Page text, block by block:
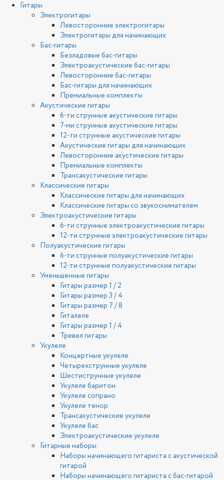
Гитары
Электрогитары
Левосторонние электрогитары
Электрогитары для начинающих
Бас-гитары
Безладовые бас-гитары
Электроакустические бас-гитары
Левосторонние бас-гитары
Бас-гитары для начинающих
Премиальные комплекты
Акустические гитары
6-ти струнные акустические гитары
7-ми струнные акустические гитары
12-ти струнные акустические гитары
Акустические гитары для начинающих
Левосторонние акустические гитары
Премиальные комплекты
Трансакустические гитары
Классические гитары
Классические гитары для начинающих
Классические гитары со звукоснимателем
Электроакустические гитары
6-ти струнные электроакустические гитары
12-ти струнные электроакустические гитары
Полуакустические гитары
6-ти струнные полуакустические гитары
12-ти струнные полуакустические гитары
Уменьшенные гитары
Гитары размер 1 / 2
Гитары размер 3 / 4
Гитары размер 7 / 8
Гиталеле
Гитары размер 1 / 4
Тревел гитары
Укулеле
Концертные укулеле
Четырехструнные укулеле
Шестиструнные укулеле
Укулеле баритон
Укулеле сопрано
Укулеле тенор
Трансакустические укулеле
Укулеле бас
Электроакустические укулеле
Гитарные наборы
Наборы начинающего гитариста с акустической
гитарой
Наборы начинающего гитариста с бас-гитарой